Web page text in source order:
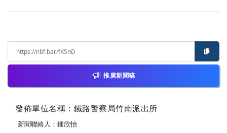
推廣新聞稿
發佈單位名稱：鐵路警察局竹南派出所
新聞聯絡人：鍾欣怡